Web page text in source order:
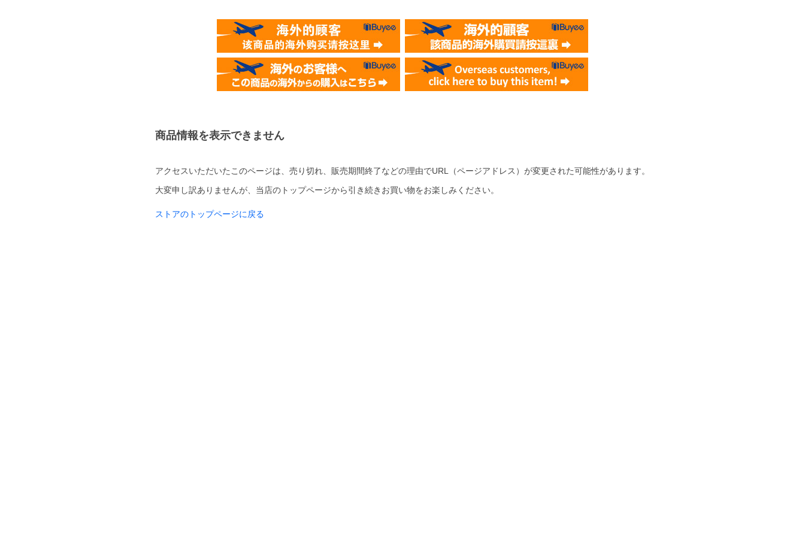
商品情報を表示できません
アクセスいただいたこのページは、売り切れ、販売期間終了などの理由でURL（ページアドレス）が変更された可能性があります。
大変申し訳ありませんが、当店のトップページから引き続きお買い物をお楽しみください。
ストアのトップページに戻る